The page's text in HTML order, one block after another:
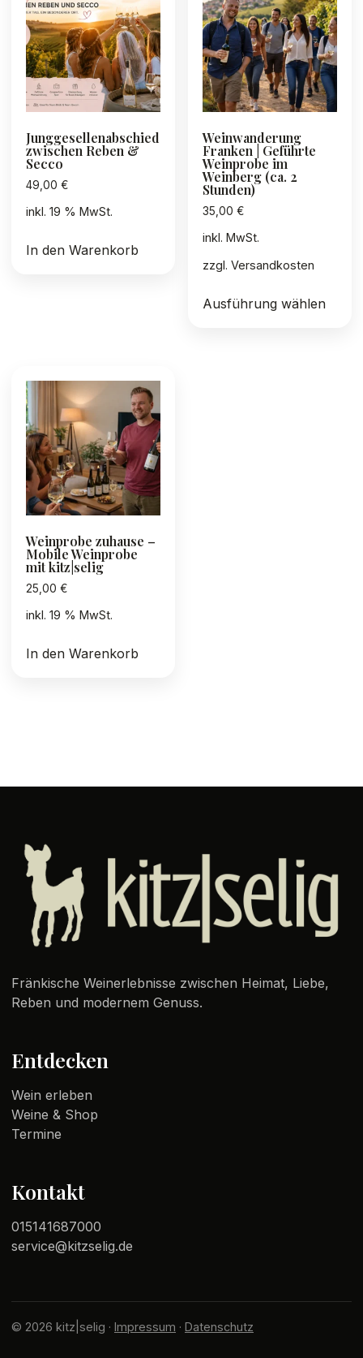
Junggesellenabschied
zwischen Reben &
Secco
49,00 €
inkl. 19 % MwSt.
In den Warenkorb
Weinwanderung
Franken | Geführte
Weinprobe im
Weinberg (ca. 2
Stunden)
35,00€
inkl. MwSt.
zzgl.Versandkosten
Ausführung wählen
Weinprobe zuhause –
Mobile Weinprobe
mit kitz|selig
25,00 €
inkl. 19 % MwSt.
In den Warenkorb
Fränkische Weinerlebnisse zwischen Heimat, Liebe,
Reben und modernem Genuss.
Entdecken
Wein erleben
Weine & Shop
Termine
Kontakt
015141687000
service@kitzselig.de
© 2026 kitz|selig · Impressum · Datenschutz